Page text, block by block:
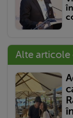
Alte articole